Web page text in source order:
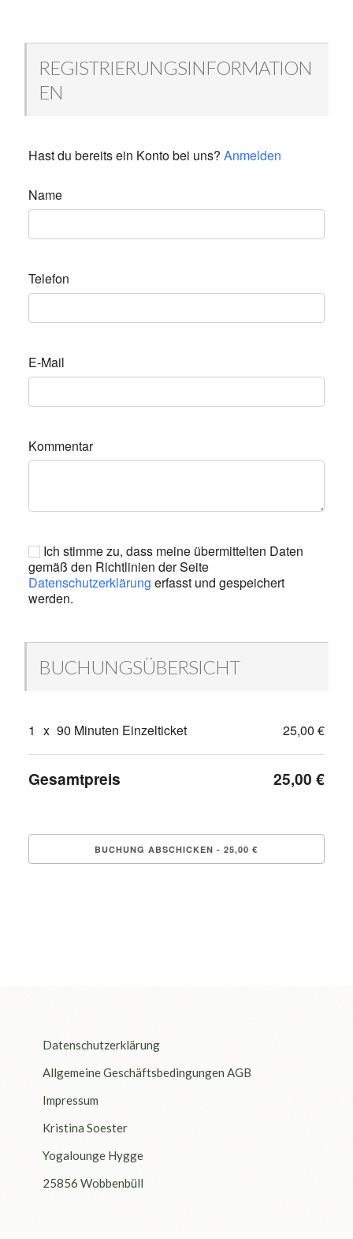
REGISTRIERUNGSINFORMATION
EN
Hast du bereits ein Konto bei uns?Anmelden
Name
Telefon
E-Mail
Kommentar
Ich stimme zu, dass meine übermittelten Daten
gemäß den Richtlinien der Seite
Datenschutzerklärung erfasst und gespeichert
werden.
BUCHUNGSÜBERSICHT
1 x 90 Minuten Einzelticket 25,00 €
Gesamtpreis 25,00 €
Datenschutzerklärung
Allgemeine Geschäftsbedingungen AGB
Impressum
Kristina Soester
Yogalounge Hygge
25856 Wobbenbüll